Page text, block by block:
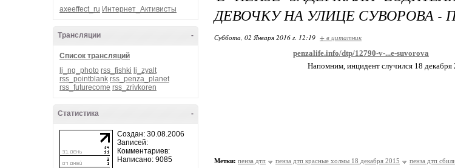
axeeffect_ru Интернет_Активисты
-
Трансляции
Список трансляций
lj_ng_photo rss_fishki lj_zyalt
rss_pointblank rss_penza_planet
rss_futurecome rss_zrivkoren
-
Статистика
Создан: 30.08.2006
Записей:
Комментариев:
Написано: 9085
ДЕВОЧКУ НА УЛИЦЕ СУВОРОВА -
Суббота, 02 Января 2016 г. 12:19 + в цитатник
penzalife.info/dtp/12790-v-...e-suvorova
Напомним, инцидент случился 18
Метки: пенза дтп пенза дтп красные холмы 18 декабря 2015 пенза дтп